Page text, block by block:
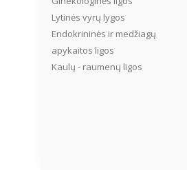
Lytinės vyrų lygos
Endokrininės ir medžiagų
apykaitos ligos
Kaulų - raumenų ligos